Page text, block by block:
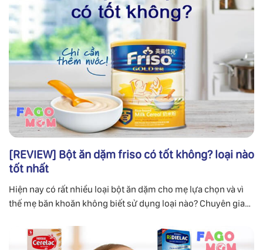
[REVIEW] Bột ăn dặm friso có tốt không? loại nào
tốt nhất
Hiện nay có rất nhiều loại bột ăn dặm cho mẹ lựa chọn và vì
thế mẹ băn khoăn không biết sử dụng loại nào? Chuyên gia